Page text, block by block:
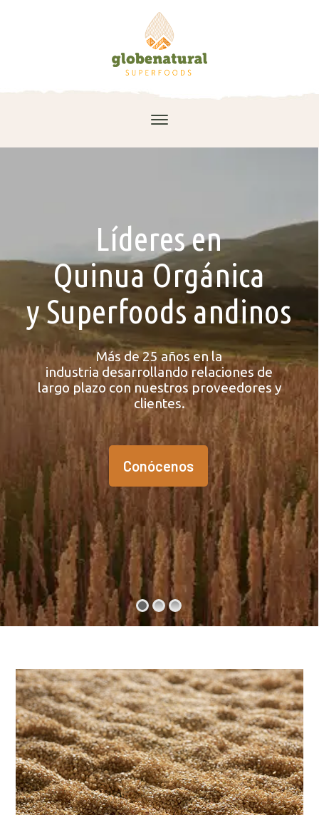
Más de 25 años en la
industria desarrollando relaciones de
largo plazo con nuestros proveedores y
clientes.
Líderes en
Quinua Orgánica
y Superfoods andinos
Conócenos